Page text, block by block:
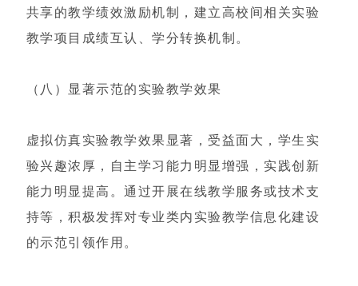
共享的教学绩效激励机制，建立高校间相关实验
教学项目成绩互认、学分转换机制。
（八）显著示范的实验教学效果
虚拟仿真实验教学效果显著，受益面大，学生实
验兴趣浓厚，自主学习能力明显增强，实践创新
能力明显提高。通过开展在线教学服务或技术支
持等，积极发挥对专业类内实验教学信息化建设
的示范引领作用。